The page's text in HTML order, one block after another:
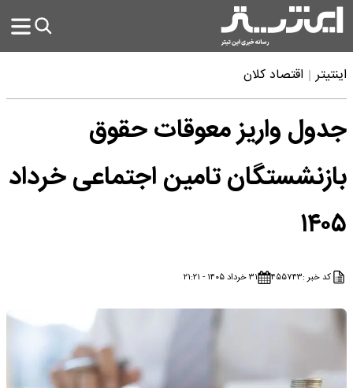
اینتیتر اقتصاد کلان
جدول واریز معوقات حقوق
بازنشستگان تامین اجتماعی خرداد
۱۴۰۵
کد خبر :۴۵۵۷۴۳ ۳۱ خرداد ۱۴۰۵ - ۲۱:۲۱